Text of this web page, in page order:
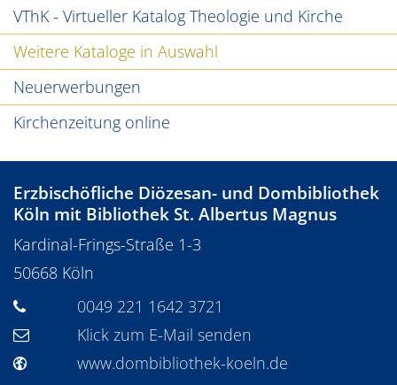
VThK - Virtueller Katalog Theologie und Kirche
Weitere Kataloge in Auswahl
Neuerwerbungen
Kirchenzeitung online
Erzbischöfliche Diözesan- und Dombibliothek
Köln mit Bibliothek St. Albertus Magnus
Kardinal-Frings-Straße 1-3
50668 Köln
0049 221 1642 3721
Klick zum E-Mail senden
www.dombibliothek-koeln.de